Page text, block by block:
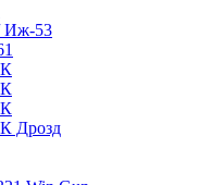
Иж-53
Дрозд